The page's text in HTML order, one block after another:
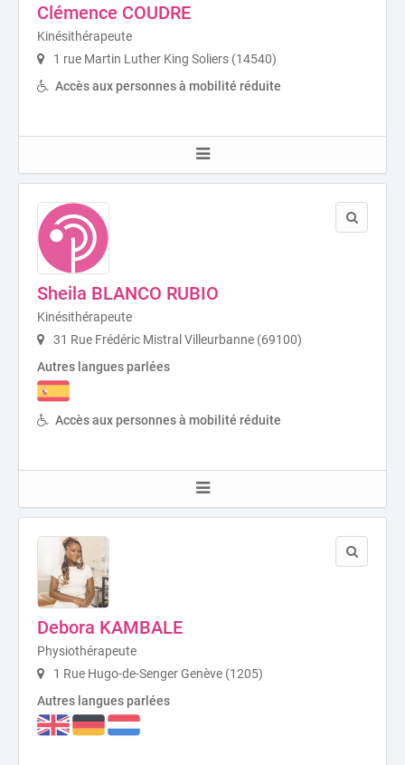
Clémence COUDRE
Kinésithérapeute
1 rue Martin Luther King Soliers (14540)
Accès aux personnes à mobilité réduite
Sheila BLANCO RUBIO
Kinésithérapeute
31 Rue Frédéric Mistral Villeurbanne (69100)
Autres langues parlées
Accès aux personnes à mobilité réduite
Debora KAMBALE
Physiothérapeute
1 Rue Hugo-de-Senger Genève (1205)
Autres langues parlées